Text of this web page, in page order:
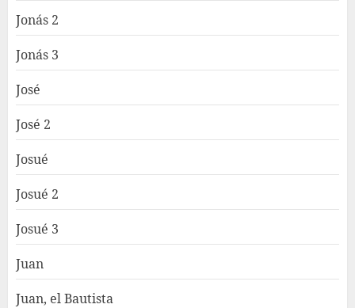
Jonás 2
Jonás 3
José
José 2
Josué
Josué 2
Josué 3
Juan
Juan, el Bautista